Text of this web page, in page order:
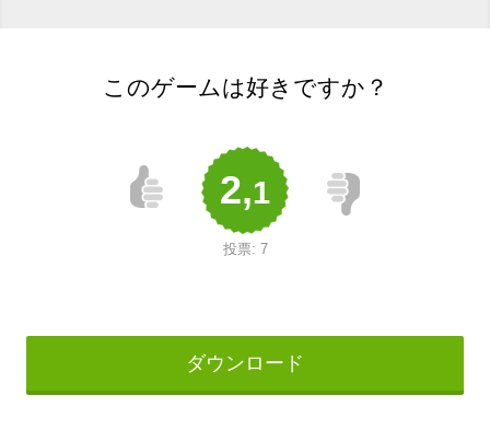
このゲームは好きですか？
2,1
投票: 7
ダウンロード